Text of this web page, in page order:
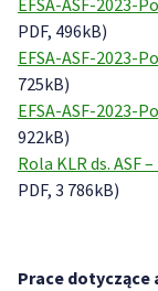
EFSA-ASF-2023-
PDF, 496kB)
EFSA-ASF-2023-
725kB)
EFSA-ASF-2023-
922kB)
Rola KLR ds. ASF
PDF, 3 786kB)
Prace